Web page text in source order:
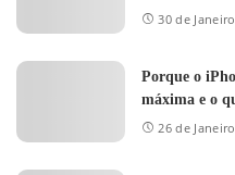
30 de
Porque o
máxima e o
26 de